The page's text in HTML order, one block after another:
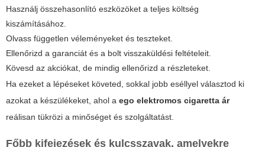
Használj összehasonlító eszközöket a teljes költség
kiszámításához.
Olvass független véleményeket és teszteket.
Ellenőrizd a garanciát és a bolt visszaküldési feltételeit.
Kövesd az akciókat, de mindig ellenőrizd a részleteket.
Ha ezeket a lépéseket követed, sokkal jobb eséllyel választod ki
azokat a készülékeket, ahol a ego elektromos cigaretta ár
reálisan tükrözi a minőséget és szolgáltatást.
Főbb kifejezések és kulcsszavak, amelyekre